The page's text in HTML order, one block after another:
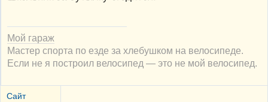
Мой гараж
Мастер спорта по езде за хлебушком на велосипеде.
Если не я построил велосипед — это не мой велосипед.
Сайт